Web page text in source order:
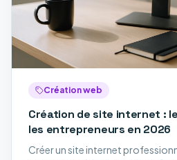
Création web
Création de site internet :
les entrepreneurs en 2026
Créer un site internet